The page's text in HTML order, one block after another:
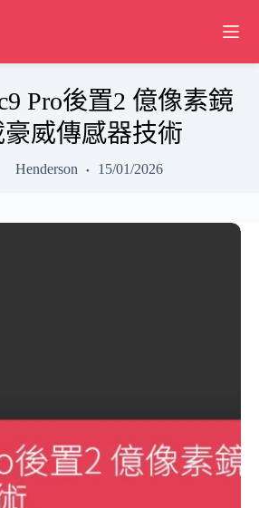
Pro後置2 億像素鏡
威傳感器技術
Henderson 15/01/2026